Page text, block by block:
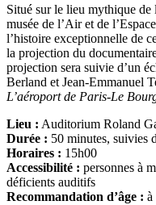
Situé sur le lieu mythique
musée de l’Air et de
l’histoire exceptionnelle de
la projection du
projection sera suivie d’un
Berland et Jean-Emmanuel
L’aéroport de Paris-Le
Lieu : Auditorium Roland
Durée : 50 minutes, suivies
Horaires : 15h00
Accessibilité : personnes à
déficients auditifs
Recommandation d’âge : à